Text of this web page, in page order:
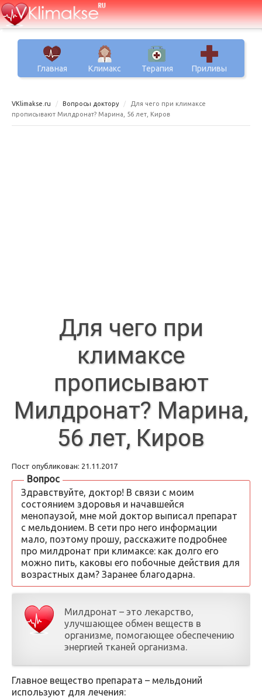
Главная Климакс Терапия Приливы
VKlimakse.ru Вопросы доктору
Для чего при климаксе
прописывают Милдронат? Марина, 56 лет, Киров
Для чего при
климаксе
прописывают
Милдронат? Марина,
56 лет, Киров
Пост опубликован: 21.11.2017
Вопрос
Здравствуйте, доктор! В связи с моим
состоянием здоровья и начавшейся
менопаузой, мне мой доктор выписал препарат
с мельдонием. В сети про него информации
мало, поэтому прошу, расскажите подробнее
про милдронат при климаксе: как долго его
можно пить, каковы его побочные действия для
возрастных дам? Заранее благодарна.
Милдронат – это лекарство,
улучшающее обмен веществ в
организме, помогающее обеспечению
энергией тканей организма.
Главное вещество препарата – мельдоний
используют для лечения: